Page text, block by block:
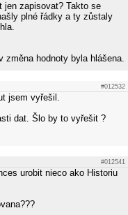
jen zapisovat? Takto se
plné řádky a ty zůstaly
změna hodnoty byla hlášena.
#012532
jsem vyřešil.
dat. Šlo by to vyřešit ?
#012541
urobit nieco ako Historiu